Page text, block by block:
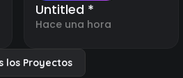
Untitled *
Hace una hora
los Proyectos